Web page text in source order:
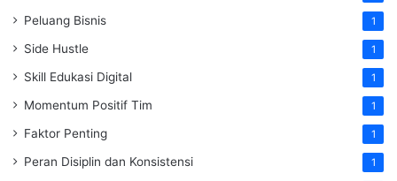
Peluang Bisnis 1
Side Hustle 1
Skill Edukasi Digital 1
Momentum Positif Tim 1
Faktor Penting 1
Peran Disiplin dan Konsistensi 1